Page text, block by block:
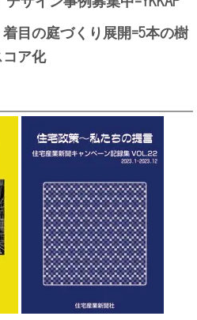
目の庭づくり展開=5本の樹
ア化